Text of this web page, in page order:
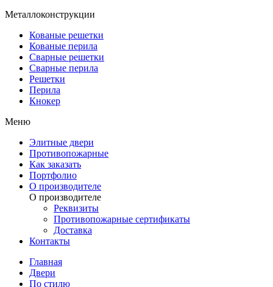
Металлоконструкции
Кованые решетки
Кованые перила
Сварные решетки
Сварные перила
Решетки
Перила
Кнокер
Меню
Элитные двери
Противопожарные
Как заказать
Портфолио
О производителе
О производителе
Реквизиты
Противопожарные сертификаты
Доставка
Контакты
Главная
Двери
По стилю